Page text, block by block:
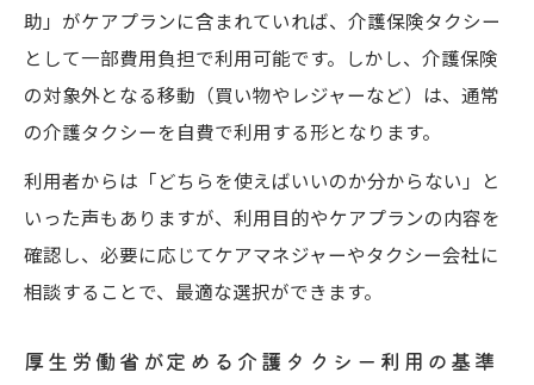
助」がケアプランに含まれていれば、介護保険タクシー
として一部費用負担で利用可能です。しかし、介護保険
の対象外となる移動（買い物やレジャーなど）は、通常
の介護タクシーを自費で利用する形となります。
利用者からは「どちらを使えばいいのか分からない」と
いった声もありますが、利用目的やケアプランの内容を
確認し、必要に応じてケアマネジャーやタクシー会社に
相談することで、最適な選択ができます。
厚生労働省が定める介護タクシー利用の基準